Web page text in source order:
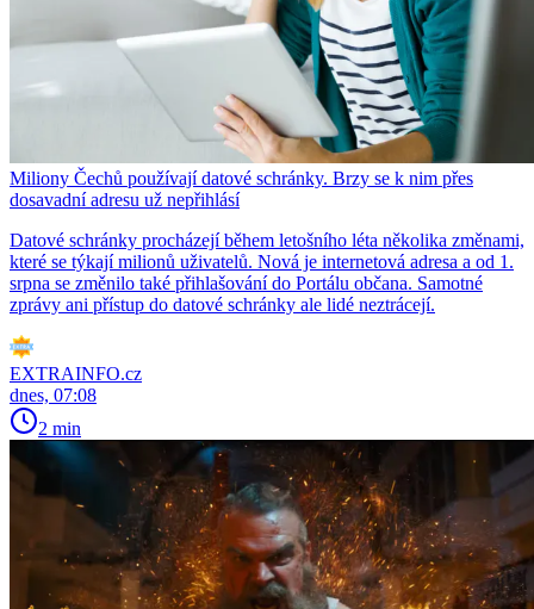
Miliony Čechů používají datové schránky. Brzy se k nim přes
dosavadní adresu už nepřihlásí
Datové schránky procházejí během letošního léta několika změnami,
které se týkají milionů uživatelů. Nová je internetová adresa a od 1.
srpna se změnilo také přihlašování do Portálu občana. Samotné
zprávy ani přístup do datové schránky ale lidé neztrácejí.
EXTRAINFO.cz
dnes, 07:08
2 min